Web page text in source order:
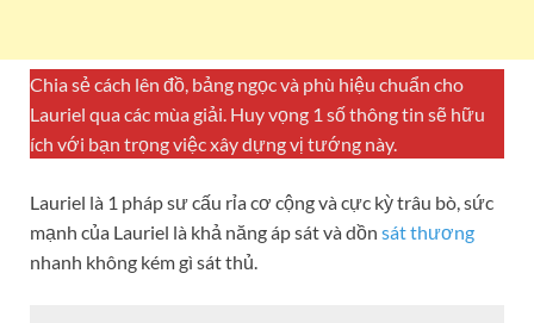
Chia sẻ cách lên đồ, bảng ngọc và phù hiệu chuẩn cho
Lauriel qua các mùa giải. Huy vọng 1 số thông tin sẽ hữu
ích với bạn trọng việc xây dựng vị tướng này.
Lauriel là 1 pháp sư cấu rỉa cơ cộng và cực kỳ trâu bò, sức
mạnh của Lauriel là khả năng áp sát và dồn sát thương
nhanh không kém gì sát thủ.